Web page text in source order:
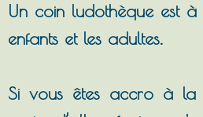
Un coin ludothèque est à
enfants et les adultes.
Si vous êtes accro à la